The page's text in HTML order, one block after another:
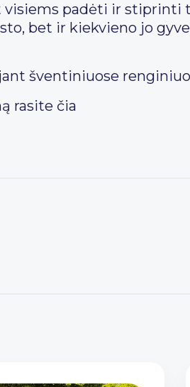
visiems padėti ir stiprinti
bet ir kiekvieno jo
šventiniuose
rasite čia